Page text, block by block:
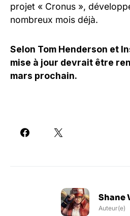
projet « Cronus »,
nombreux mois déjà.
Selon Tom Henderson et
mise à jour devrait être
mars prochain.
Shane
Auteur(e)